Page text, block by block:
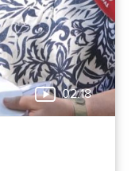
02:18